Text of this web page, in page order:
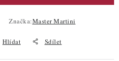
Značka:Master Martini
Hlídat Sdílet